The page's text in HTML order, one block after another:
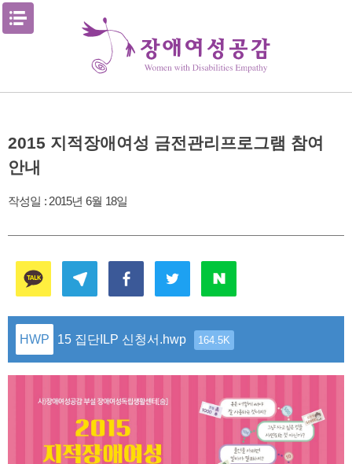
Skip
2015 지적장애여성 금전관리프로그램 참여
안내
작성일 : 2015년 6월 18일
15 집단ILP 신청서.hwp 164.5K